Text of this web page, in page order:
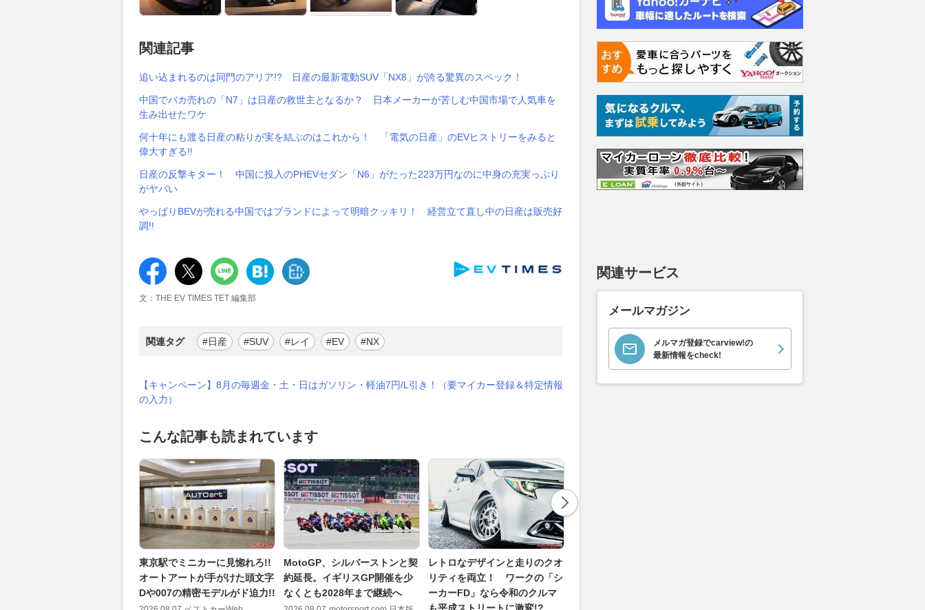
関連記事
追い込まれるのは同門のアリア!? 日産の最新電動SUV「NX8」が誇る驚異のスペック！
中国でバカ売れの「N7」は日産の救世主となるか？ 日本メーカーが苦しむ中国市場で人気車を
生み出せたワケ
何十年にも渡る日産の粘りが実を結ぶのはこれから！ 「電気の日産」のEVヒストリーをみると
偉大すぎる!!
日産の反撃キター！ 中国に投入のPHEVセダン「N6」がたった223万円なのに中身の充実っぷり
がヤバい
やっぱりBEVが売れる中国ではブランドによって明暗クッキリ！ 経営立て直し中の日産は販売好
調!!
文：THE EV TIMES TET 編集部
関連タグ #日産 #SUV #レイ #EV #NX
【キャンペーン】8月の毎週金・土・日はガソリン・軽油7円/L引き！（要マイカー登録＆特定情報
の入力）
こんな記事も読まれています
東京駅でミニカーに見惚れろ!!
オートアートが手がけた頭文字
Dや007の精密モデルがド迫力!!
MotoGP、シルバーストンと契
約延長。イギリスGP開催を少
なくとも2028年まで継続へ
レトロなデザインと走りのクオ
リティを両立！ ワークの「シ
ーカーFD」なら令和のクルマ
関連サービス
メールマガジン
メルマガ登録でcarview!の
最新情報をcheck!